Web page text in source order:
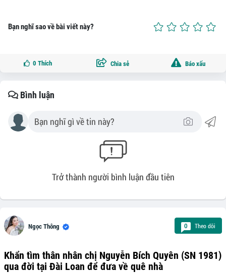
Bạn nghĩ sao về bài viết này?
0 Thích Chia sẻ Báo xấu
Bình luận
Trở thành người bình luận đầu tiên
Ngọc Thông 0 Theo dõi
Khẩn tìm thân nhân chị Nguyễn Bích Quyên (SN 1981)
qua đời tại Đài Loan để đưa về quê nhà